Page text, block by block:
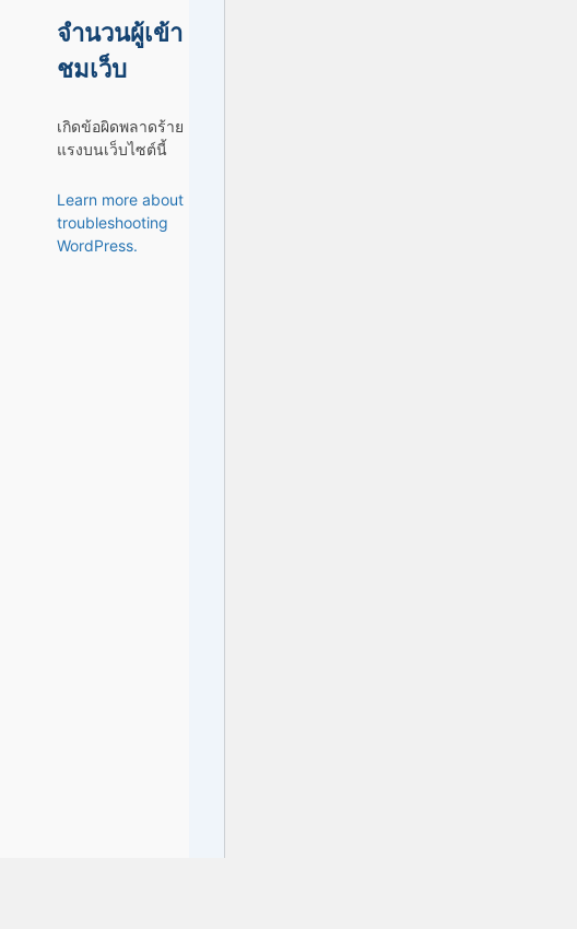
จำนวนผู้เข้า
ชมเว็บ
เกิดข้อผิดพลาดร้าย
แรงบนเว็บไซต์นี้
Learn more about
troubleshooting
WordPress.